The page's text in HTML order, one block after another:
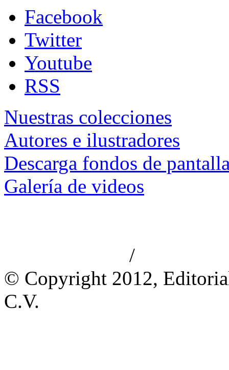
Facebook
Twitter
Youtube
RSS
Nuestras colecciones
Autores e ilustradores
Descarga fondos de
Galería de videos
/
© Copyright 2012,
C.V.